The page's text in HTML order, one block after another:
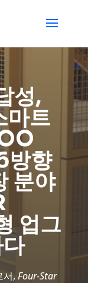
성,
마트
방향
분야
업그
서, Four-Star